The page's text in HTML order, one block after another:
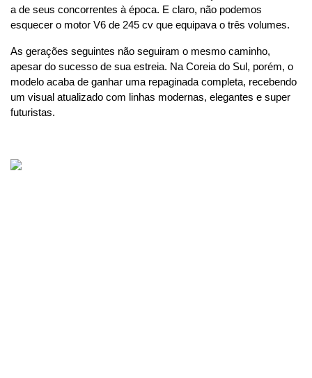
a de seus concorrentes à época. E claro, não podemos
esquecer o motor V6 de 245 cv que equipava o três volumes.
As gerações seguintes não seguiram o mesmo caminho,
apesar do sucesso de sua estreia. Na Coreia do Sul, porém, o
modelo acaba de ganhar uma repaginada completa, recebendo
um visual atualizado com linhas modernas, elegantes e super
futuristas.